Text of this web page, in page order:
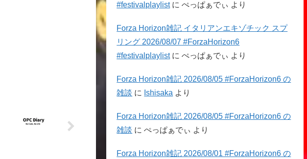
#festivalplaylistにぺっぱぁでぃ より
Forza Horizon雑記 イタリアンエキゾチック スプ
リング 2026/08/07 #ForzaHorizon6
#festivalplaylistにぺっぱぁでぃ より
Forza Horizon雑記 2026/08/05 #ForzaHorizon6 の
雑談 に Ishisaka より
Forza Horizon雑記 2026/08/05 #ForzaHorizon6 の
雑談 にぺっぱぁでぃ より
Forza Horizon雑記 2026/08/01 #ForzaHorizon6 の